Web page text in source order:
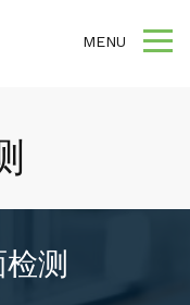
MENU
测